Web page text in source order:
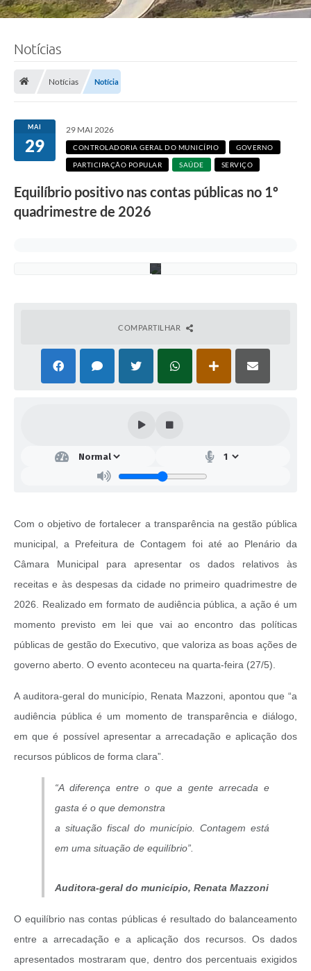
Notícias
Notícias Notícia
MAI
29
29 MAI 2026
CONTROLADORIA GERAL DO MUNICÍPIO GOVERNO
PARTICIPAÇÃO POPULAR SAÚDE SERVIÇO
Equilíbrio positivo nas contas públicas no 1º
quadrimestre de 2026
t
o
c
i
m
n
COMPARTILHAR
Com o objetivo de fortalecer a transparência na gestão pública
municipal, a Prefeitura de Contagem foi até ao Plenário da
Câmara Municipal para apresentar os dados relativos às
receitas e às despesas da cidade no primeiro quadrimestre de
2026. Realizado em formato de audiência pública, a ação é um
momento previsto em lei que vai ao encontro das políticas
públicas de gestão do Executivo, que valoriza as boas ações de
governo aberto. O evento aconteceu na quarta-feira (27/5).
A auditora-geral do município, Renata Mazzoni, apontou que “a
audiência pública é um momento de transparência e diálogo,
em que é possível apresentar a arrecadação e aplicação dos
recursos públicos de forma clara”.
“A diferença entre o que a gente arrecada e
gasta é o que demonstra
a situação fiscal do município. Contagem está
em uma situação de equilíbrio”.
Auditora-geral do município, Renata Mazzoni
O equilíbrio nas contas públicas é resultado do balanceamento
entre a arrecadação e a aplicação dos recursos. Os dados
apresentados mostraram que, dentro dos percentuais exigidos